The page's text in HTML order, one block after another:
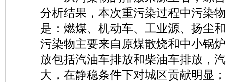
分析结果，本次重污染过程中污染
是：燃煤、机动车、工业源、扬尘
污染物主要来自原煤散烧和中小锅
放包括汽油车排放和柴油车排放，
大，在静稳条件下对城区贡献明显